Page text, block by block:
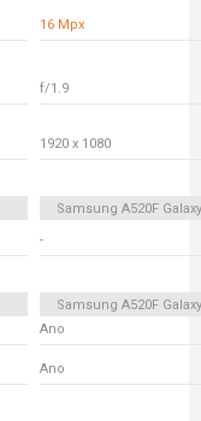
16 Mpx
f/1.9
1920 x 1080
Samsung A520F
-
Samsung A520F
Ano
Ano